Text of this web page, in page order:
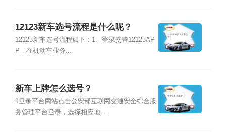
12123新车选号流程是什么呢？
12123新车选号流程如下：1、登录交管12123AP
P，在机动车业务...
新车上牌怎么选号？
1登录平台网站点击公安部互联网交通安全综合服
务管理平台登录，选择相应地...